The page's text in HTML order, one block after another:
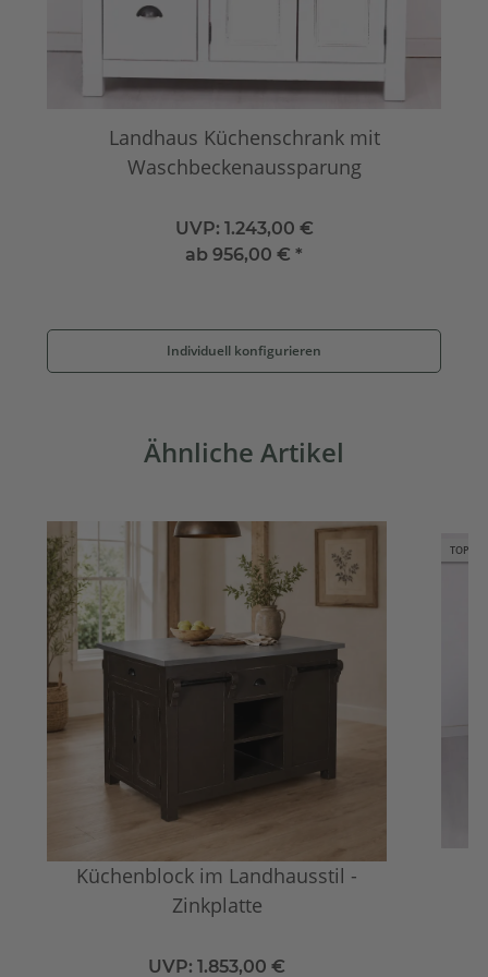
Landhaus Küchenschrank mit
Waschbeckenaussparung
UVP: 1.243,00 €
ab956,00 € *
Individuell konfigurieren
Ähnliche Artikel
Küchenblock im Landhausstil -
Zinkplatte
UVP: 1.853,00 €
TOP